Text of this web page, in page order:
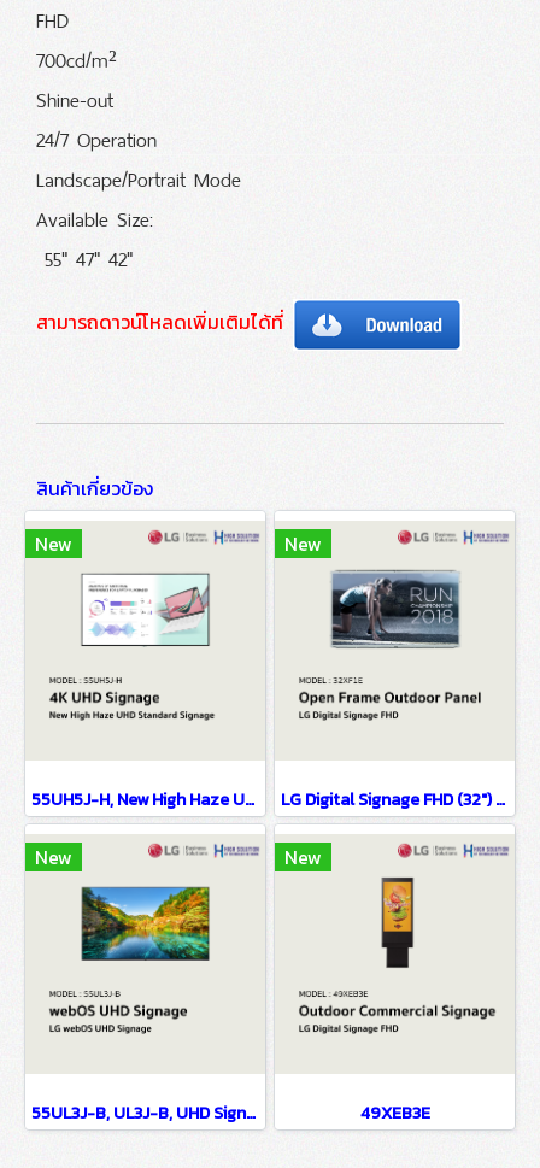
FHD
700cd/m²
Shine-out
24/7 Operation
Landscape/Portrait Mode
Available Size:
55" 47" 42"
สามารถดาวน์โหลดเพิ่มเติมได้ที่
สินค้าเกี่ยวข้อง
New
55UH5J-H, New High Haze UHD Standard Signage, UHD Signage, UH5J-H
New
LG Digital Signage FHD (32") 32XF1E
New
55UL3J-B, UL3J-B, UHD Signage, LG webOS UHD Signage
New
49XEB3E